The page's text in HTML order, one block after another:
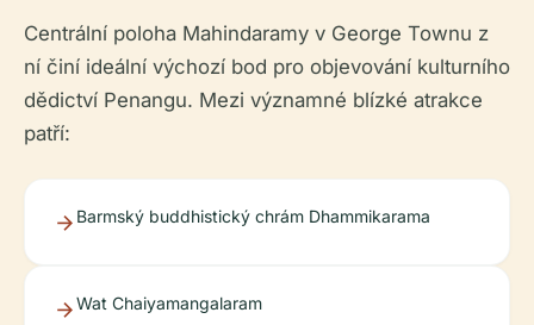
Centrální poloha Mahindaramy v George Townu z
ní činí ideální výchozí bod pro objevování kulturního
dědictví Penangu. Mezi významné blízké atrakce
patří:
Barmský buddhistický chrám Dhammikarama
Wat Chaiyamangalaram